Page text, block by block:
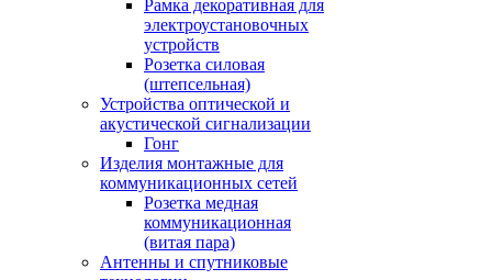
Рамка декоративная для
электроустановочных
устройств
Розетка силовая
(штепсельная)
Устройства оптической и
акустической сигнализации
Гонг
Изделия монтажные для
коммуникационных сетей
Розетка медная
коммуникационная
(витая пара)
Антенны и спутниковые